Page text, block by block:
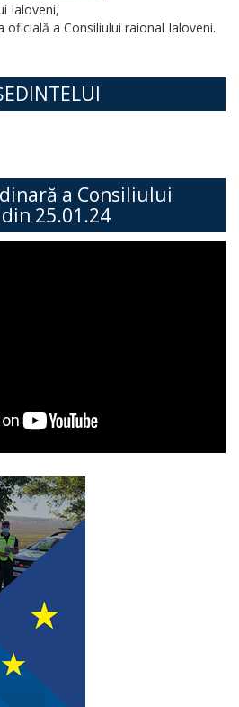
Ialoveni,
a Consiliului raional Ialoveni.
a Consiliului
25.01.24